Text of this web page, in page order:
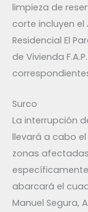
limpieza de
corte incluyen el
Residencial El
de Vivienda
Surco
La interrupción
llevará a cabo
zonas
específicamente
abarcará el
Manuel Segura,